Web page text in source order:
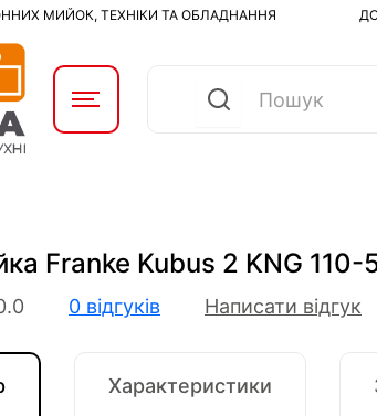
МИЙОК, ТЕХНІКИ ТА ОБЛАДНАННЯ
Franke Kubus 2 KNG 110-
0 відгуків Написати відгук
Характеристики